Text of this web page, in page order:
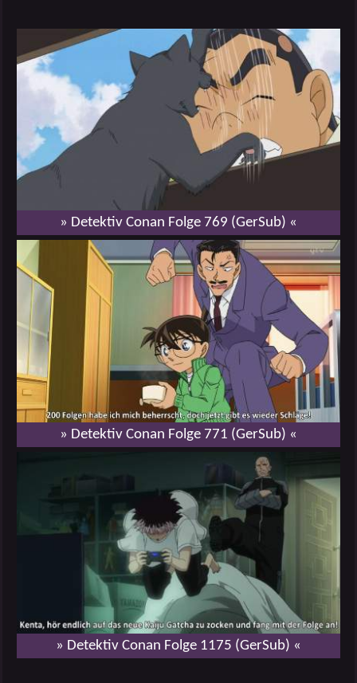
» Detektiv Conan Folge 769 (GerSub) «
» Detektiv Conan Folge 771 (GerSub) «
» Detektiv Conan Folge 1175 (GerSub) «